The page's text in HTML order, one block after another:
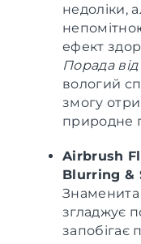
недоліки,
ефект
Порада від
вологий
змогу
природне
Airbrush
Blurring &
Знаменита
згладжує
запобігає